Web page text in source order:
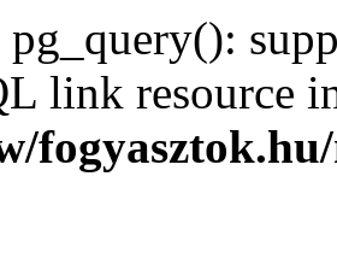
pg_query():
link resource